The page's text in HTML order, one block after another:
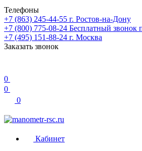
Телефоны
+7 (863) 245-44-55 г. Ростов-на-Дону
+7 (800) 775-08-24 Бесплатный звонок
+7 (495) 151-88-24 г. Москва
Заказать звонок
0
0
0
Кабинет